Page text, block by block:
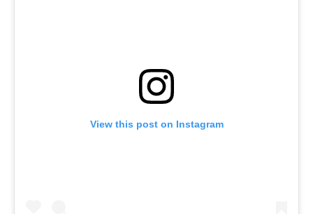
View this post on Instagram